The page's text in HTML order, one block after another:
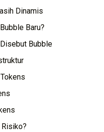
Dinamis
Baru?
Bubble